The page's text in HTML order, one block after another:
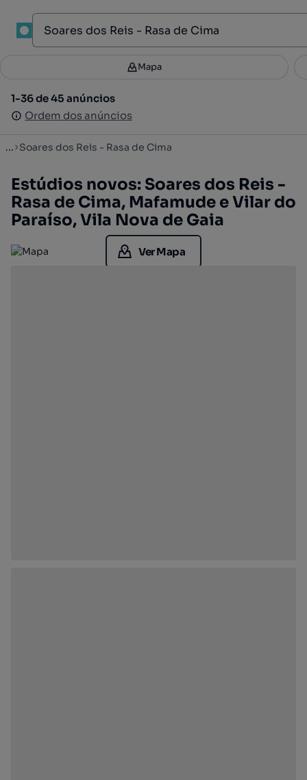
Filtros 3
1-36 de 45 anúncios
Ordem dos anúncios
Mapa
1-36 de 45 anúncios
Ordem dos anúncios
... Soares dos Reis - Rasa de Cima
Estúdios novos: Soares dos Reis -
Rasa de Cima, Mafamude e Vilar do
Paraíso, Vila Nova de Gaia
Ver Mapa